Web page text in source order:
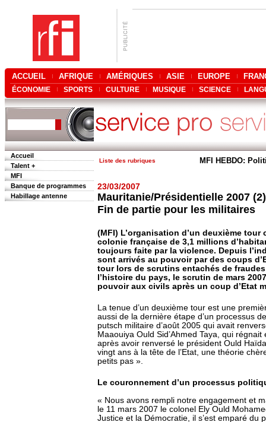
ACCUEIL AFRIQUE AMÉRIQUES ASIE EUROPE
ÉCONOMIE SPORTS CULTURE MUSIQUE SCIENCE
Accueil
Talent +
MFI
Banque de programmes
Habillage antenne
Liste des rubriques MFI HEBDO:
23/03/2007
Mauritanie/Présidentielle 2007 (2)
Fin de partie pour les militaires
(MFI) L’organisation d’un deuxième
colonie française de 3,1 millions
toujours faite par la violence. Depuis
sont arrivés au pouvoir par des coups
tour lors de scrutins entachés de
l’histoire du pays, le scrutin de mars
pouvoir aux civils après un coup d’Etat
La tenue d’un deuxième tour est une
aussi de la dernière étape d’un processus
putsch militaire d’août 2005 qui avait
Maaouiya Ould Sid’Ahmed Taya, qui
après avoir renversé le président Ould
vingt ans à la tête de l’Etat, une théorie
petits pas ».
Le couronnement d’un processus
« Nous avons rempli notre engagement et
le 11 mars 2007 le colonel Ely Ould
Justice et la Démocratie, il s’est emparé du